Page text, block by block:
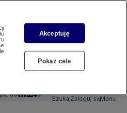
do
SzukajZaloguj sięMenu
Akceptuję
Pokaż cele